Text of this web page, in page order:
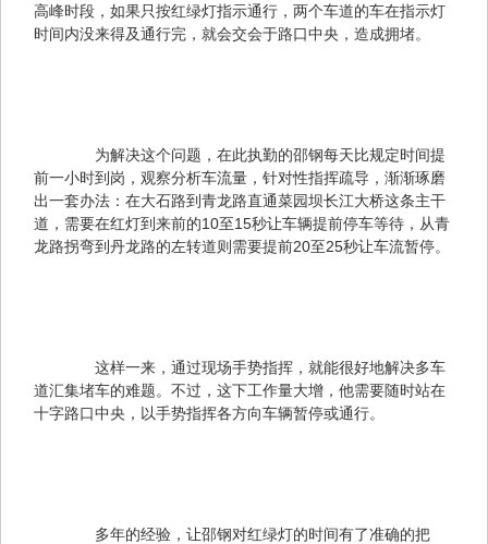
高峰时段，如果只按红绿灯指示通行，两个车道的车在指示灯
时间内没来得及通行完，就会交会于路口中央，造成拥堵。
为解决这个问题，在此执勤的邵钢每天比规定时间提
前一小时到岗，观察分析车流量，针对性指挥疏导，渐渐琢磨
出一套办法：在大石路到青龙路直通菜园坝长江大桥这条主干
道，需要在红灯到来前的10至15秒让车辆提前停车等待，从青
龙路拐弯到丹龙路的左转道则需要提前20至25秒让车流暂停。
这样一来，通过现场手势指挥，就能很好地解决多车
道汇集堵车的难题。不过，这下工作量大增，他需要随时站在
十字路口中央，以手势指挥各方向车辆暂停或通行。
多年的经验，让邵钢对红绿灯的时间有了准确的把